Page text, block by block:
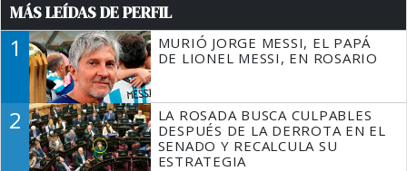
MÁS LEÍDAS DE PERFIL
1
MURIÓ JORGE MESSI, EL PAPÁ
DE LIONEL MESSI, EN ROSARIO
2
LA ROSADA BUSCA CULPABLES
DESPUÉS DE LA DERROTA EN EL
SENADO Y RECALCULA SU
ESTRATEGIA